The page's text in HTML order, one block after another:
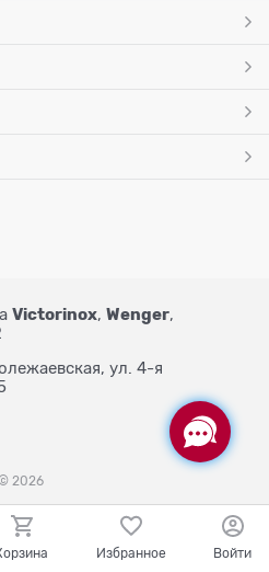
Victorinox, Wenger,
ул. 4-я
2026
Избранное Войти